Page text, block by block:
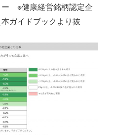
※健康経営銘柄認定企
ガイドブックより抜